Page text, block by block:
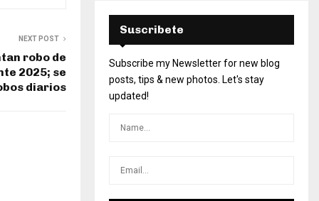
NEXT POST
robo de
2025; se
diarios
Suscribete
Subscribe my Newsletter for new blog
posts, tips & new photos. Let's stay
updated!